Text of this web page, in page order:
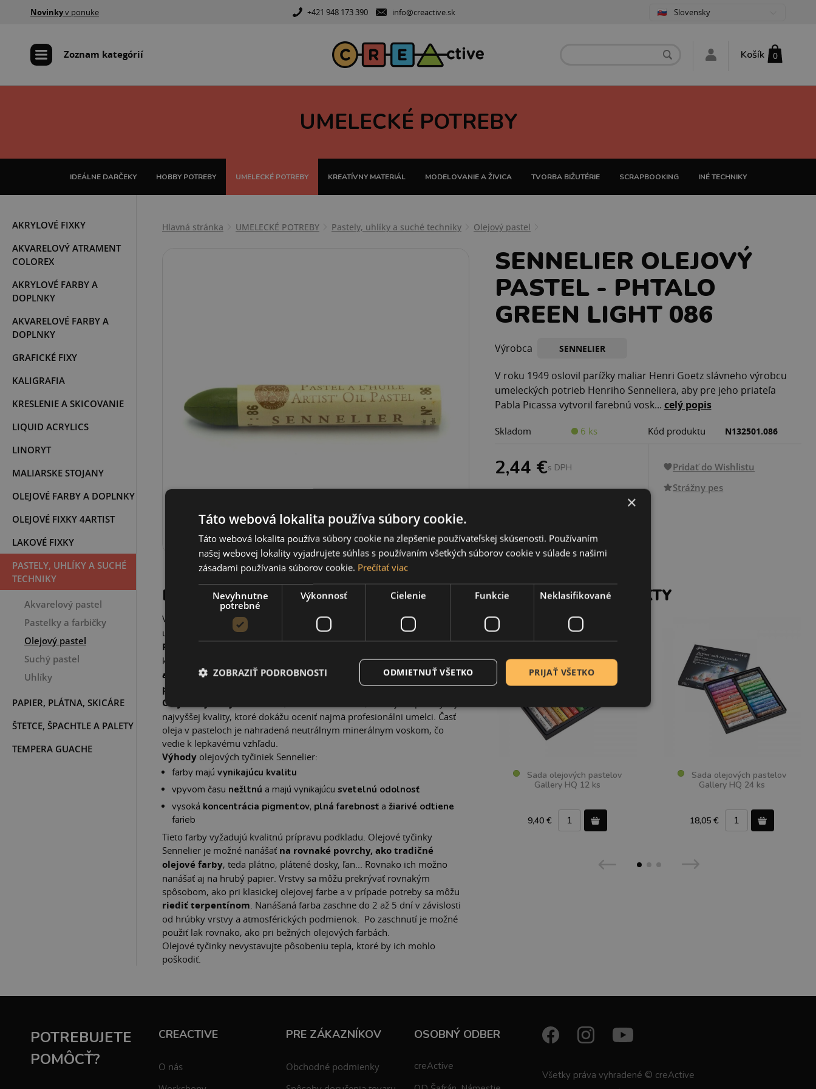
Novinkyv ponuke +421 948 173 390 info@creactive.sk Slovensky
Zoznam kategórií Košík 0
UMELECKÉ POTREBY
IDEÁLNE DARČEKY HOBBY POTREBY UMELECKÉ POTREBY KREATÍVNY MATERIÁL MODELOVANIE A ŽIVICA TVORBA BIŽUTÉRIE SCRAPBOOKING INÉ TECHNIKY
AKRYLOVÉ FIXKY
AKVARELOVÝ ATRAMENT
COLOREX
AKRYLOVÉ FARBY A
DOPLNKY
AKVARELOVÉ FARBY A
DOPLNKY
GRAFICKÉ FIXY
KALIGRAFIA
KRESLENIE A SKICOVANIE
LIQUID ACRYLICS
LINORYT
MALIARSKE STOJANY
OLEJOVÉ FARBY A DOPLNKY
OLEJOVÉ FIXKY 4ARTIST
LAKOVÉ FIXKY
PASTELY, UHLÍKY A SUCHÉ
TECHNIKY
Akvarelový pastel
Pastelky a farbičky
Olejový pastel
Suchý pastel
Uhlíky
PAPIER, PLÁTNA, SKICÁRE
ŠTETCE, ŠPACHTLE A PALETY
TEMPERA GUACHE
Hlavná stránka UMELECKÉ POTREBY Pastely, uhlíky a suché techniky Olejový pastel
SENNELIER OLEJOVÝ
PASTEL - PHTALO
GREEN LIGHT 086
Výrobca SENNELIER
V roku 1949 oslovil parížky maliar Henri Goetz slávneho výrobcu
umeleckých potrieb Henriho Senneliera, aby pre jeho priateľa
Pabla Picassa vytvoril farebnú vosk... celý popis
Skladom 6 ks Kód produktu N132501.086
2,44 €s DPH
Pridať do Wishlistu
Strážny pes
POPIS PRODUKTU
V roku oslovil parížky maliar Henri Goetz
slávneho výrobcu
umeleckých potriebHenriho Senneliera, aby pre jeho priateľa
Picassa
ktoré by sa dalo použiť
na rôzne povrchy, bez toho aby vybledlo
alebo popraskalo. Výsledkomich spolupráce
sú jedinečné olejové
pastely Sennelier.
Olejové tyčinky Sennelier
najvyššej kvality, ktoré dokážu oceniť najmä profesionálni umelci. Časť
oleja v pasteloch je nahradená neutrálnym minerálnym voskom, čo
vedie k lepkavému vzhľadu.
Výhody olejových tyčiniek Sennelier:
farby majú vynikajúcu kvalitu
vpyvom času nežltnú a majú vynikajúcu svetelnú odolnosť
vysoká koncentrácia pigmentov, plná farebnosť a žiarivé odtiene
farieb
Tieto farby vyžadujú kvalitnú prípravu podkladu. Olejové tyčinky
Sennelier je možné nanášať na rovnaké povrchy, ako tradičné
olejové farby, teda plátno, plátené dosky, ľan... Rovnako ich možno
nanášať aj na hrubý papier. Vrstvy sa môžu prekrývať rovnakým
spôsobom, ako pri klasickej olejovej farbe a v prípade potreby sa môžu
riediť terpentínom. Nanášaná farba zaschne do 2 až 5 dní v závislosti
od hrúbky vrstvy a atmosférických podmienok. Po zaschnutí je možné
použiť lak rovnako, ako pri bežných olejových farbách.
Olejové tyčinky nevystavujte pôsobeniu tepla, ktoré by ich mohlo
poškodiť.
SÚVISIACE PRODUKTY
Sada olejových pastelov
Gallery HQ 12 ks
9,40 €
Sada olejových pastelov
Gallery HQ 24 ks
18,05 €
POTREBUJETE
POMÔCŤ?
CREACTIVE
O nás
PRE ZÁKAZNÍKOV
Obchodné podmienky
OSOBNÝ ODBER
creActive
Všetky práva vyhradené © creActive
×
Táto webová lokalita používa súbory cookie.
Táto webová lokalita používa súbory cookie na zlepšenie používateľskej skúsenosti. Používaním
našej webovej lokality vyjadrujete súhlas s používaním všetkých súborov cookie v súlade s našimi
zásadami používania súborov cookie. Prečítať viac
Nevyhnutne
potrebné
Výkonnosť Cielenie Funkcie Neklasifikované
PRIJAŤ VŠETKO
ODMIETNUŤ VŠETKO
ZOBRAZIŤ PODROBNOSTI